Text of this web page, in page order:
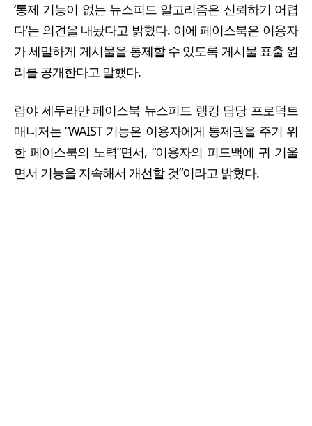
‘통제 기능이 없는 뉴스피드 알고리즘은 신뢰하기 어렵
다’는 의견을 내놨다고 밝혔다. 이에 페이스북은 이용자
가 세밀하게 게시물을 통제할 수 있도록 게시물 표출 원
리를 공개한다고 말했다.
람야 세두라만 페이스북 뉴스피드 랭킹 담당 프로덕트
매니저는 “WAIST 기능은 이용자에게 통제권을 주기 위
한 페이스북의 노력”면서, “이용자의 피드백에 귀 기울
면서 기능을 지속해서 개선할 것”이라고 밝혔다.